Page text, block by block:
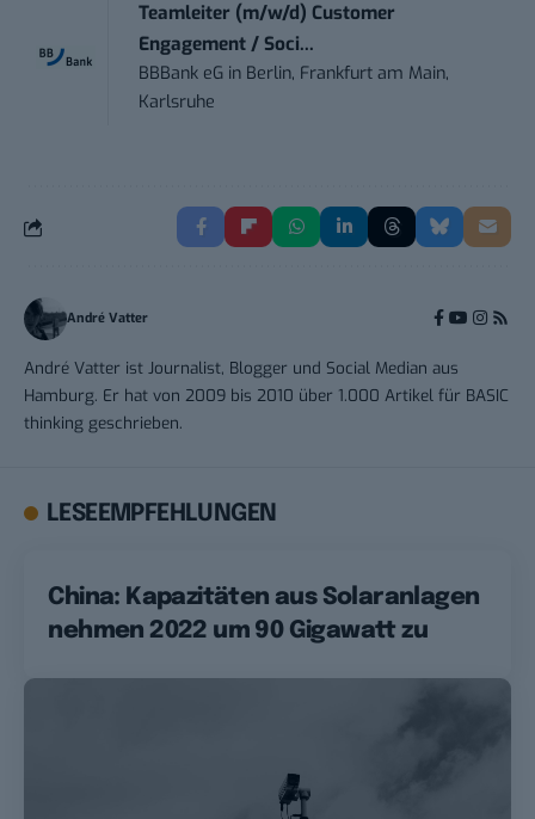
Teamleiter (m/w/d) Customer
Engagement / Soci...
BBBank eG in Berlin, Frankfurt am Main,
Karlsruhe
André Vatter
André Vatter ist Journalist, Blogger und Social Median aus
Hamburg. Er hat von 2009 bis 2010 über 1.000 Artikel für BASIC
thinking geschrieben.
LESEEMPFEHLUNGEN
China: Kapazitäten aus Solaranlagen
nehmen 2022 um 90 Gigawatt zu